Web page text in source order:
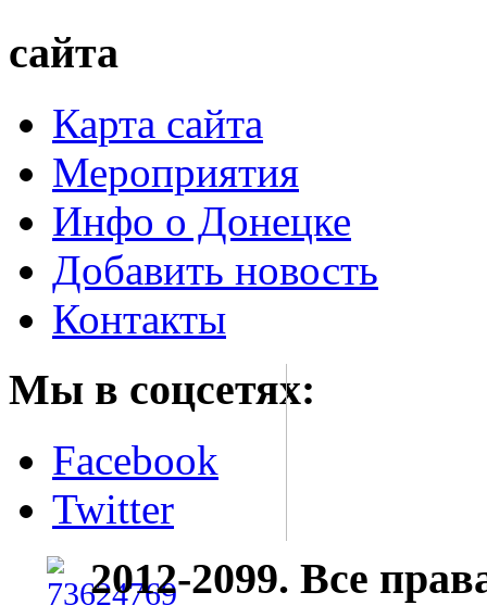
сайта
Карта сайта
Мероприятия
Инфо о Донецке
Добавить новость
Контакты
Мы в соцсетях:
Facebook
Twitter
2012-2099. Все